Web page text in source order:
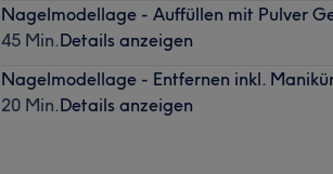
Nagelmodellage - Auffüllen mit Pulver
45 Min.Details anzeigen
Nagelmodellage - Entfernen inkl.
20 Min.Details anzeigen